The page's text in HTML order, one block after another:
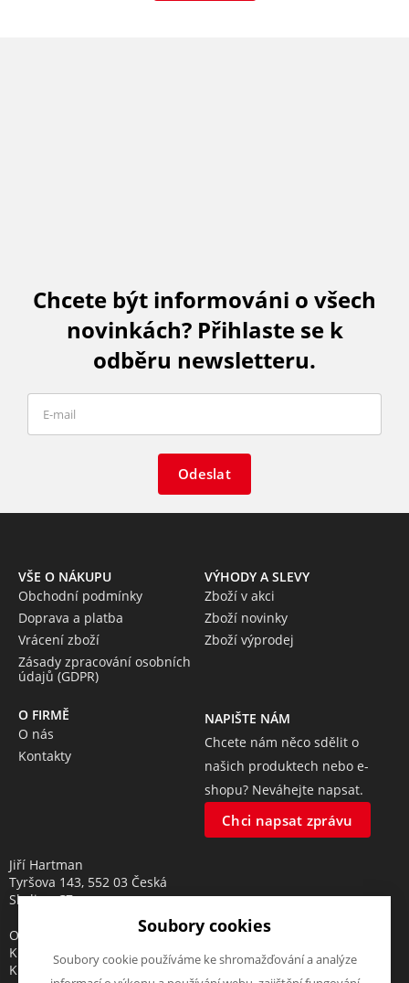
Chcete být informováni o všech
novinkách? Přihlaste se k
odběru newsletteru.
Odeslat
VŠE O NÁKUPU
Obchodní podmínky
Doprava a platba
Vrácení zboží
Zásady zpracování osobních
údajů (GDPR)
VÝHODY A SLEVY
Zboží v akci
Zboží novinky
Zboží výprodej
O FIRMĚ
O nás
Kontakty
NAPIŠTE NÁM
Chcete nám něco sdělit o
našich produktech nebo e-
shopu? Neváhejte napsat.
Chci napsat zprávu
Jiří Hartman
Tyršova 143, 552 03 Česká
Skalice, CZ
Obchodní rejstřík vedený u
Krajského soudu v Hradci
Králové, oddíl A, vložka 18553
Soubory cookies
Soubory cookie používáme ke shromažďování a analýze